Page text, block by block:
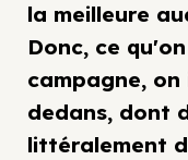
la meilleure
Donc, ce
campagne,
dedans, dont
littéralement